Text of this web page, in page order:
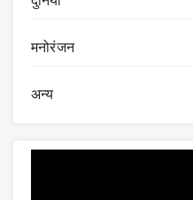
मनोरंजन
अन्य